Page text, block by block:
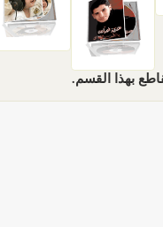
بهذا القسم.